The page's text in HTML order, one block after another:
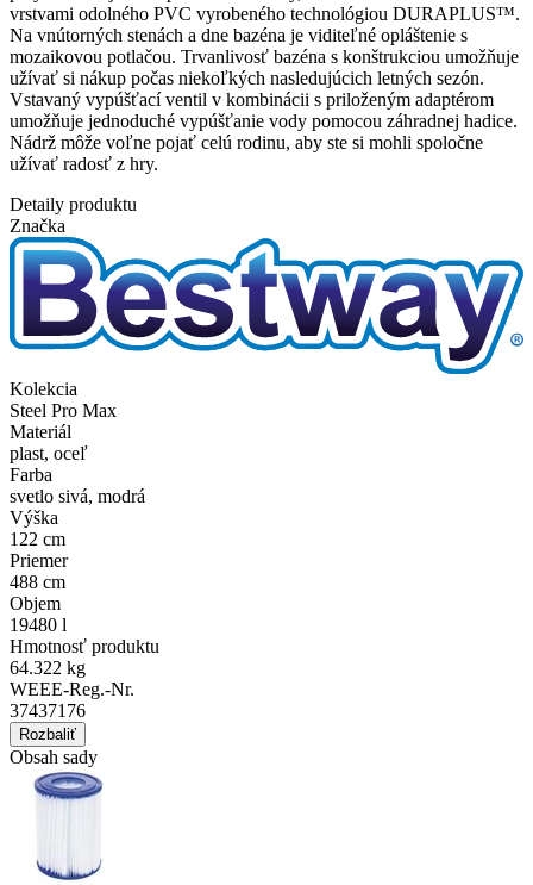
vrstvami odolného PVC vyrobeného technológiou DURAPLUS™.
Na vnútorných stenách a dne bazéna je viditeľné opláštenie s
mozaikovou potlačou. Trvanlivosť bazéna s konštrukciou umožňuje
užívať si nákup počas niekoľkých nasledujúcich letných sezón.
Vstavaný vypúšťací ventil v kombinácii s priloženým adaptérom
umožňuje jednoduché vypúšťanie vody pomocou záhradnej hadice.
Nádrž môže voľne pojať celú rodinu, aby ste si mohli spoločne
užívať radosť z hry.
Detaily produktu
Značka
Kolekcia
Steel Pro Max
Materiál
plast, oceľ
Farba
svetlo sivá, modrá
Výška
122 cm
Priemer
488 cm
Objem
19480 l
Hmotnosť produktu
64.322 kg
WEEE-Reg.-Nr.
37437176
Rozbaliť
Obsah sady